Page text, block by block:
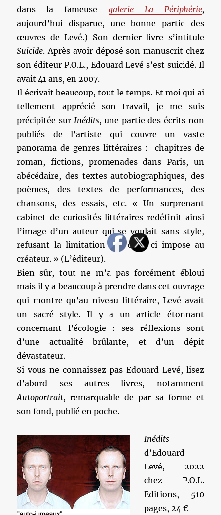
dans la fameuse galerie La Périphérie,
aujourd’hui disparue, une bonne partie des
œuvres de Levé.) Son dernier livre s’intitule
Suicide. Après avoir déposé son manuscrit chez
son éditeur P.O.L., Edouard Levé s’est suicidé. Il
avait 41 ans, en 2007.
Il écrivait beaucoup, tout le temps. Et moi qui ai
tellement apprécié son travail, je me suis
précipitée sur Inédits, une partie des écrits non
publiés de l’artiste qui couvre un vaste
panorama de genres littéraires : chapitres de
roman, fictions, promenades dans Paris, un
abécédaire, des textes autobiographiques, des
poèmes, des textes de performances, des
chansons, des essais, etc. « Un surprenant
cabinet de curiosités littéraires redéfinit ainsi
l’image d’un auteur qui se voulait sans style,
refusant la limitation que celui-ci impose au
créateur. » (L’éditeur).
Bien sûr, tout ne m’a pas forcément ébloui
mais il y a beaucoup à prendre dans cet ouvrage
qui montre qu’au niveau littéraire, Levé avait
un sacré style. Il y a un article étonnant
concernant l’écologie : ses réflexions sont
d’une actualité brûlante, et d’un dépit
dévastateur.
Si vous ne connaissez pas Edouard Levé, lisez
d’abord ses autres livres, notamment
Autoportrait, remarquable de par sa forme et
son fond, publié en poche.
Inédits
d’Edouard
Levé, 2022
chez P.O.L.
Editions, 510
pages, 24 €